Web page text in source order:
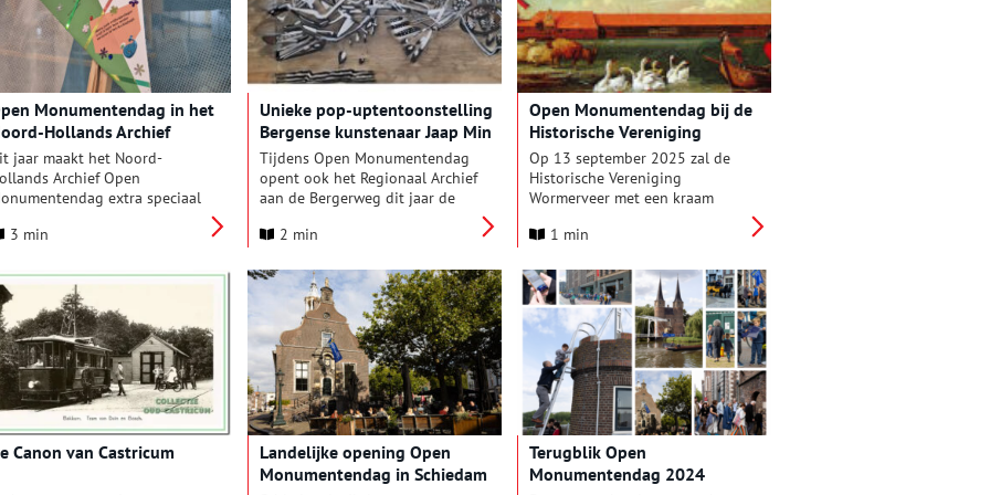
verjaardag viert. Daarom gaat
het programma op zaterdag
door tot in de late uurtjes. Een
programma waar behalve een
monumenten óók van alles te
beleven en te ontdekken valt.
monumenten die je zeker niet
wilt missen.
Monumentendag in het
Hollands Archief
jaar maakt het Noord-
Archief Open
extra speciaal
september. Kom met (of
activiteiten.
3 min
Unieke pop-uptentoonstelling
Bergense kunstenaar Jaap Min
Tijdens Open Monumentendag
opent ook het Regionaal Archief
aan de Bergerweg dit jaar de
thema Erfgoed & Architectuur
gebouw van de voormalige
ambachtsschool zijn daarom
zaterdag 13 september
originele blauwdrukken van
Alkmaarse monumenten te
bekijken. Als bijzonder
hoogtepunt is er een unieke
pop-uptentoonstelling met
voorstudies voor monumentale
werken van de Bergense
kunstenaar Jaap Min.
2 min
Open Monumentendag bij de
Historische Vereniging
Wormerveer
Op 13 september 2025 zal de
Historische Vereniging
Wormerveer met een kraam
Najaarsmarkt op de Zaanweg.
beddenwinkel Alphabed staan
(Zaanweg 124). Op 13 en 14
september 2025 is het Open
Monumentendag, met als thema
Erfgoed en Architectuur. De
Historische Vereniging
Wormerveer houdt deze dagen
open huis.
1 min
Canon van Castricum
Landelijke opening Open
Monumentendag in Schiedam
Terugblik Open
Monumentendag 2024